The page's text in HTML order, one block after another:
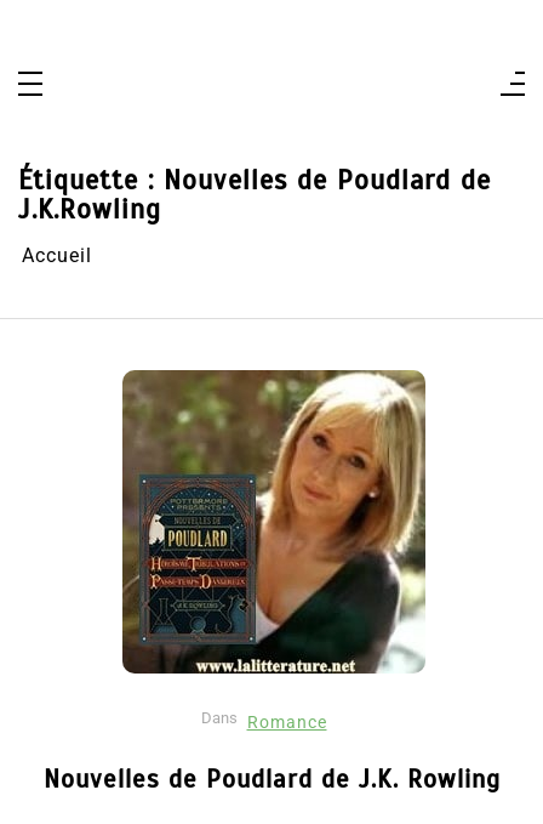
Étiquette : Nouvelles de Poudlard de
J.K.Rowling
Accueil
Dans Romance
Nouvelles de Poudlard de J.K. Rowling